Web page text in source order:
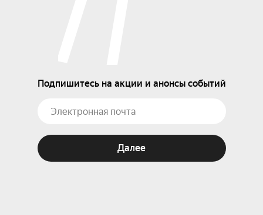
Подпишитесь на акции и анонсы событий
Далее